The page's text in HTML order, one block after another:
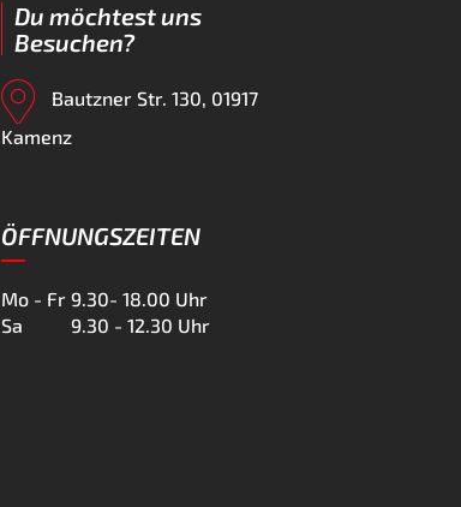
Du möchtest uns
Besuchen?
Bautzner Str. 130, 01917
Kamenz
ÖFFNUNGSZEITEN
Mo - Fr 9.30- 18.00 Uhr
Sa
9.30 - 12.30 Uhr